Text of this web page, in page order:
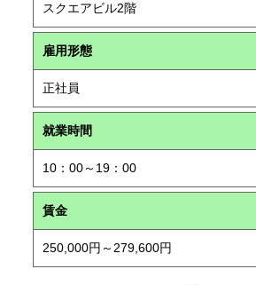
スクエアビル2階
雇用形態
正社員
就業時間
10：00～19：00
賃金
250,000円～279,600円